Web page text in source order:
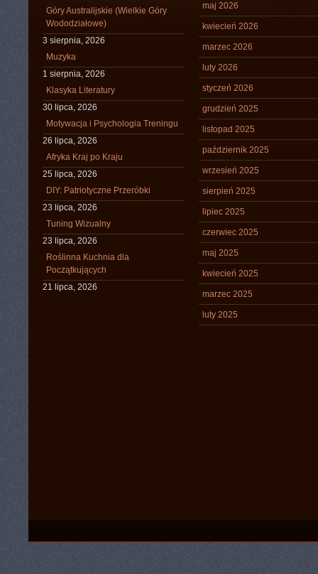
Góry Australijskie (Wielkie Góry
Wododziałowe)
3 sierpnia, 2026
Muzyka
1 sierpnia, 2026
Klasyka Literatury
30 lipca, 2026
Motywacja i Psychologia Treningu
26 lipca, 2026
Afryka Kraj po Kraju
25 lipca, 2026
DIY: Patriotyczne Przeróbki
23 lipca, 2026
Tuning Wizualny
23 lipca, 2026
Roślinna Kuchnia dla
Początkujących
21 lipca, 2026
maj 2026
kwiecień 2026
marzec 2026
luty 2026
styczeń 2026
grudzień 2025
listopad 2025
październik 2025
wrzesień 2025
sierpień 2025
lipiec 2025
czerwiec 2025
maj 2025
kwiecień 2025
marzec 2025
luty 2025